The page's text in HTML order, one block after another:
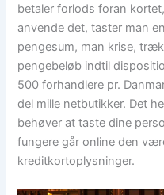
betaler forlods foran
anvende det, taster man
pengesum, man krise,
pengebeløb indtil
500 forhandlere pr.
del mille netbutikker. Det
behøver at taste dine
fungere går online den
kreditkortoplysninger.